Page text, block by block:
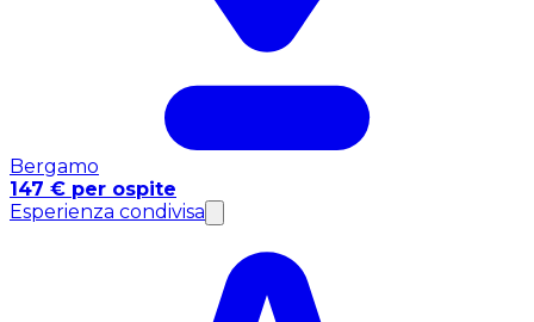
Bergamo
147 € per ospite
Esperienza condivisa